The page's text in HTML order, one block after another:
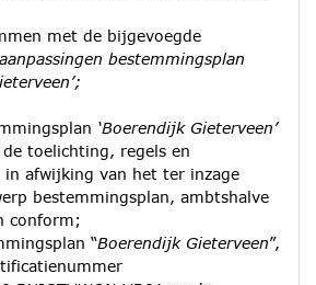
met de bijgevoegde
bestemmingsplan
‘Boerendijk Gieterveen’
toelichting, regels en
in afwijking van het ter inzage
bestemmingsplan, ambtshalve
conform;
“Boerendijk Gieterveen”,